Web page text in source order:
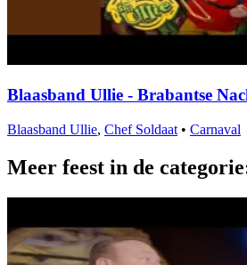
Blaasband Ullie - Brabantse
Blaasband Ullie, Chef Soldaat • Carnaval
Meer feest in de